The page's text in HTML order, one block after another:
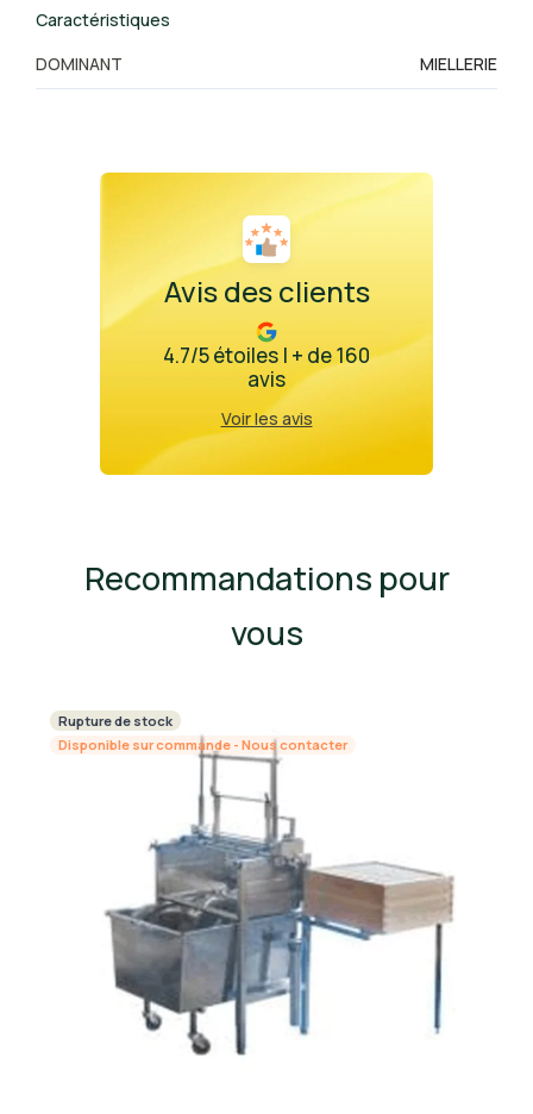
Caractéristiques
DOMINANT
MIELLERIE
Avis des clients
4.7/5 étoiles | + de 160
avis
Voir les avis
Recommandations pour
vous
Rupture de stock
Disponible sur commande - Nous contacter